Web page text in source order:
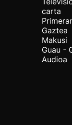
carta
Gaztea
Makusi
Guau -
Audioa